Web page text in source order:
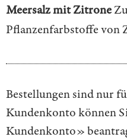
Meersalz mit Zitrone
Pflanzenfarbstoffe von
Bestellungen sind nur
Kundenkonto können
Kundenkonto»